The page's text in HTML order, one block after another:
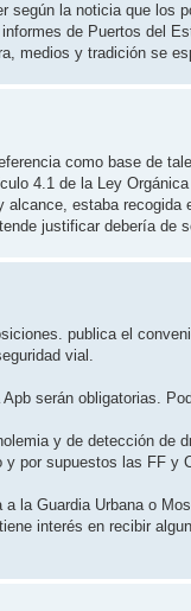
según la noticia que
de Puertos del
medios y tradición se
como base de
4.1 de la Ley
estaba
justificar debería de
publica el
vial.
serán obligatorias.
y de detección
por supuestos las FF y
la Guardia Urbana o
interés en recibir